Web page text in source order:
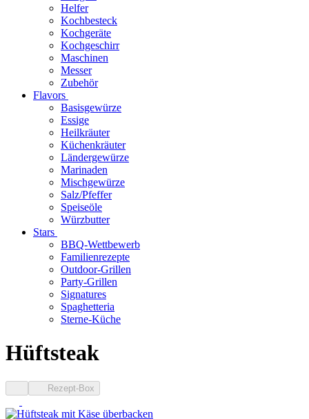
Helfer
Kochbesteck
Kochgeräte
Kochgeschirr
Maschinen
Messer
Zubehör
Flavors
Basisgewürze
Essige
Heilkräuter
Küchenkräuter
Ländergewürze
Marinaden
Mischgewürze
Salz/Pfeffer
Speiseöle
Würzbutter
Stars
BBQ-Wettbewerb
Familienrezepte
Outdoor-Grillen
Party-Grillen
Signatures
Spaghetteria
Sterne-Küche
Hüftsteak
Rezept-Box